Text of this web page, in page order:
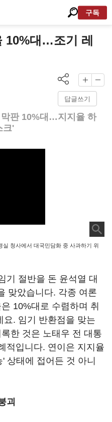
구독
10%대…조기 레
답글쓰기
판 10%대…지지율 하
크'
청사에서 대국민담화 중 사과하기 위
기 절반을 돈 윤석열 대
맞았습니다. 각종 여론
10%대로 수렴하며 취
요. 임기 반환점을 맞는
한 것은 노태우 전 대통
적입니다. 연이은 지지율
상태에 접어든 것 아니
괴